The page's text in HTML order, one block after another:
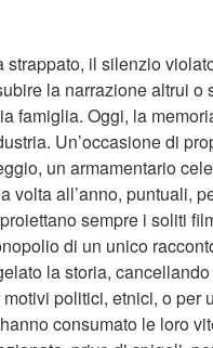
strappato, il silenzio
la narrazione altrui
famiglia. Oggi, la
Un’occasione di
un armamentario
volta all’anno, puntuali,
sempre i soliti
di un unico
la storia,
politici, etnici, o per
consumato le loro